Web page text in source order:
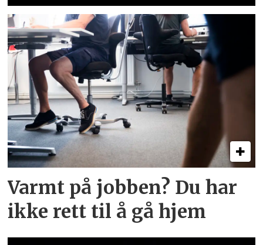
Varmt på jobben? Du har
ikke rett til å gå hjem